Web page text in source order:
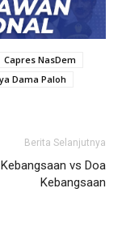
Capres NasDem
Dama Paloh
Berita Selanjutnya
vs Doa
Kebangsaan